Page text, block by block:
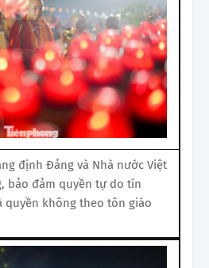
định Đảng và Nhà nước Việt
bảo đảm quyền tự do tín
quyền không theo tôn giáo